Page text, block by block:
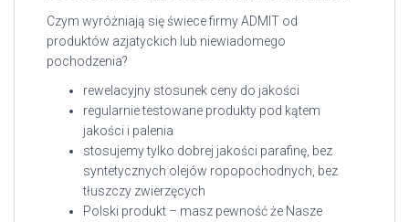
Czym wyróżniają się świece firmy ADMIT od
produktów azjatyckich lub niewiadomego
pochodzenia?
rewelacyjny stosunek ceny do jakości
regularnie testowane produkty pod kątem
jakości i palenia
stosujemy tylko dobrej jakości parafinę, bez
syntetycznych olejów ropopochodnych, bez
tłuszczy zwierzęcych
Polski produkt – masz pewność że Nasze